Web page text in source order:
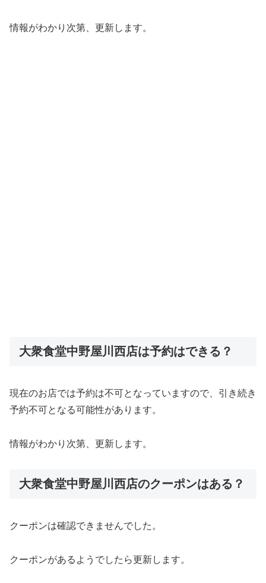
情報がわかり次第、更新します。
大衆食堂中野屋川西店は予約はできる？
現在のお店では予約は不可となっていますので、引き続き
予約不可となる可能性があります。
情報がわかり次第、更新します。
大衆食堂中野屋川西店のクーポンはある？
クーポンは確認できませんでした。
クーポンがあるようでしたら更新します。